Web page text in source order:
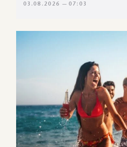
03.08.2026 — 07:03